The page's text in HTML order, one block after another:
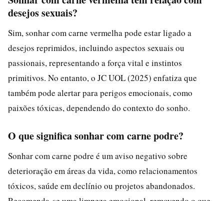
desejos sexuais?
Sim, sonhar com carne vermelha pode estar ligado a
desejos reprimidos, incluindo aspectos sexuais ou
passionais, representando a força vital e instintos
primitivos. No entanto, o JC UOL (2025) enfatiza que
também pode alertar para perigos emocionais, como
paixões tóxicas, dependendo do contexto do sonho.
O que significa sonhar com carne podre?
Sonhar com carne podre é um aviso negativo sobre
deterioração em áreas da vida, como relacionamentos
tóxicos, saúde em declínio ou projetos abandonados.